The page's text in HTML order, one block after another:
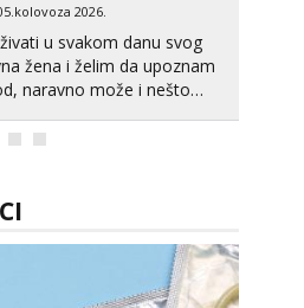
2026.
u svakom danu svog
žena i želim da upoznam
naravno može i nešto